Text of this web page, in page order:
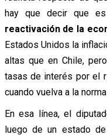
hay que decir que es
reactivación de la
Estados Unidos la
altas que en Chile,
tasas de interés por el
cuando vuelva a la
En esa línea, el
luego de un estado